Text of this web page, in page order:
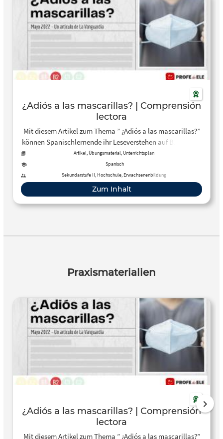
¿Adiós a las mascarillas? | Comprensión
lectora
Mit diesem Artikel zum Thema ” ¿Adiós a las mascarillas?”
können Spanischlernende ihr Leseverstehen auf B1-Niveau
trainieren. Dazu gibt es abwechslungsreiche interaktive
Aufgabenformate, die die Lernenden vor, während und
nach dem Lesen lösen sollen. ES: Artículo de periódico
sobre el fin del uso de las mascarillas y sus consecuencias
a nivel psicológico y medioambiental.
Artikel, Übungsmaterial, Unterrichtsplan
Spanisch
Sekundarstufe II, Hochschule, Erwachsenenbildung
Zum Inhalt
Praxismaterialien
¿Adiós a las mascarillas? | Comprensión
lectora
Mit diesem Artikel zum Thema ” ¿Adiós a las mascarillas?”